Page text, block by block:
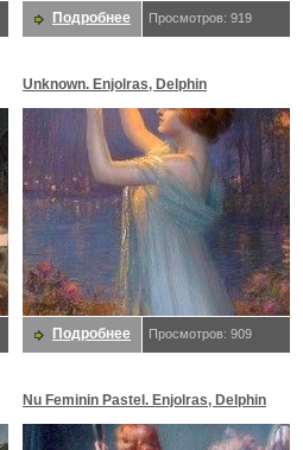
Подробнее Просмотров: 919
Unknown. Enjolras, Delphin
Подробнее Просмотров: 909
Nu Feminin Pastel. Enjolras, Delphin